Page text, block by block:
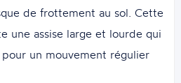
de frottement au sol. Cette
une assise large et lourde qui
un mouvement régulier